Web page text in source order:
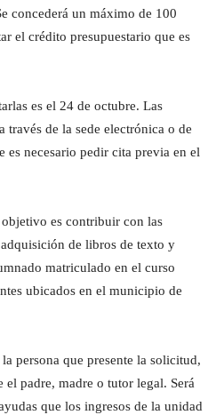
concederá un máximo de 100
el crédito presupuestario que es
es el 24 de octubre. Las
través de la sede electrónica o de
es necesario pedir cita previa en el
es contribuir con las
de libros de texto y
matriculado en el curso
ubicados en el municipio de
persona que presente la solicitud,
el padre, madre o tutor legal. Será
que los ingresos de la unidad